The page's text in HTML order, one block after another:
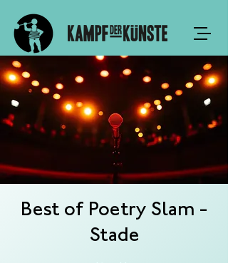
Best of Poetry Slam -
Stade